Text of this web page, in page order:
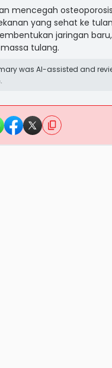
mencegah
yang sehat ke
jaringan
tulang.
was AI-assisted and